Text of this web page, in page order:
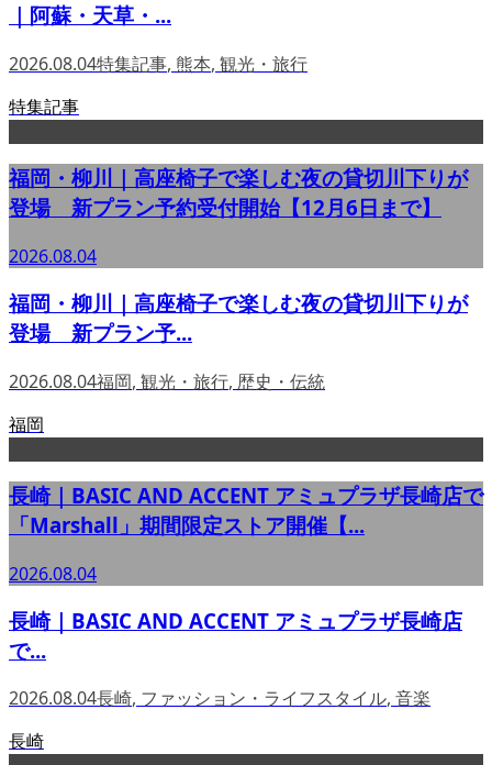
｜阿蘇・天草・...
2026.08.04特集記事, 熊本, 観光・旅行
特集記事
福岡・柳川｜高座椅子で楽しむ夜の貸切川下りが
登場 新プラン予約受付開始【12月6日まで】
2026.08.04
福岡・柳川｜高座椅子で楽しむ夜の貸切川下りが
登場 新プラン予...
2026.08.04福岡, 観光・旅行, 歴史・伝統
福岡
長崎｜BASIC AND ACCENT アミュプラザ長崎店で
「Marshall」期間限定ストア開催【...
2026.08.04
長崎｜BASIC AND ACCENT アミュプラザ長崎店
で...
2026.08.04長崎, ファッション・ライフスタイル, 音楽
長崎